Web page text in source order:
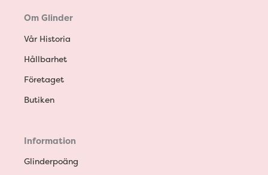
Om Glinder
Vår Historia
Hållbarhet
Företaget
Butiken
Information
Glinderpoäng